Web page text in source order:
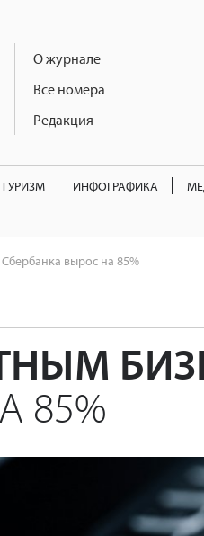
О журнале
Все номера
Редакция
ТУРИЗМ ИНФОГРАФИКА
вырос на 85%
85%